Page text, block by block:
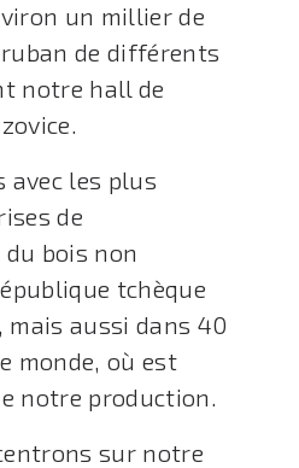
un millier de
de différents
notre hall de
avec les plus
de
bois non
tchèque
mais aussi dans 40
monde, où est
notre production.
sur notre